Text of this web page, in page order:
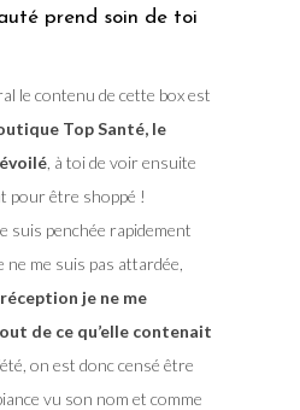
prend soin de toi
le contenu de cette box est
Top Santé, le
, à toi de voir ensuite
pour être shoppé !
suis penchée rapidement
me suis pas attardée,
je ne me
de ce qu’elle contenait
on est donc censé être
vu son nom et comme